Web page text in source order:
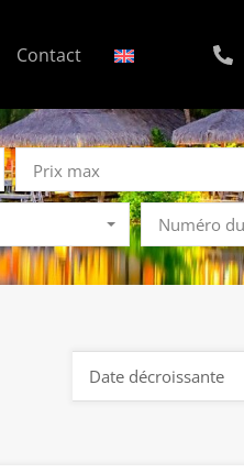
Contact
Prix max
Date décroissante